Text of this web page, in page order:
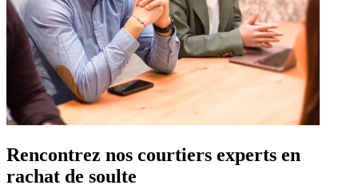
Rencontrez nos courtiers experts en
rachat de soulte